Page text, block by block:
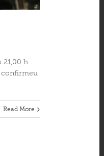
h.
confirmeu
Read More